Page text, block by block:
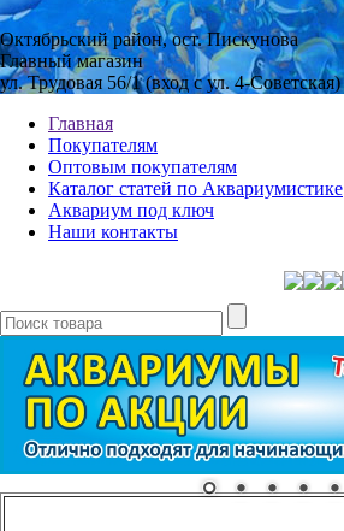
Октябрьский район, ост. Пискунова
Главный магазин
ул. Трудовая 56/1 (вход с ул. 4-Советская)
Главная
Покупателям
Оптовым покупателям
Каталог статей по Аквариумистике
Аквариум под ключ
Наши контакты